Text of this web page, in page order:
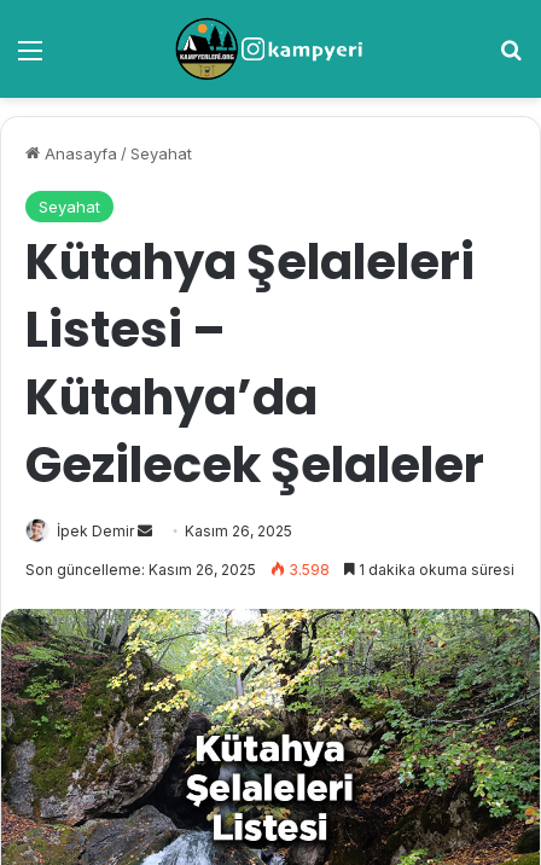
Anasayfa /Seyahat
Seyahat
Kütahya Şelaleleri
Listesi –
Kütahya’da
Gezilecek Şelaleler
İpek Demir
i
e
-
p
o
s
t
a
g
ö
Kasım 26, 2025
Son güncelleme: Kasım 26, 2025 3.598 1 dakika okuma süresi